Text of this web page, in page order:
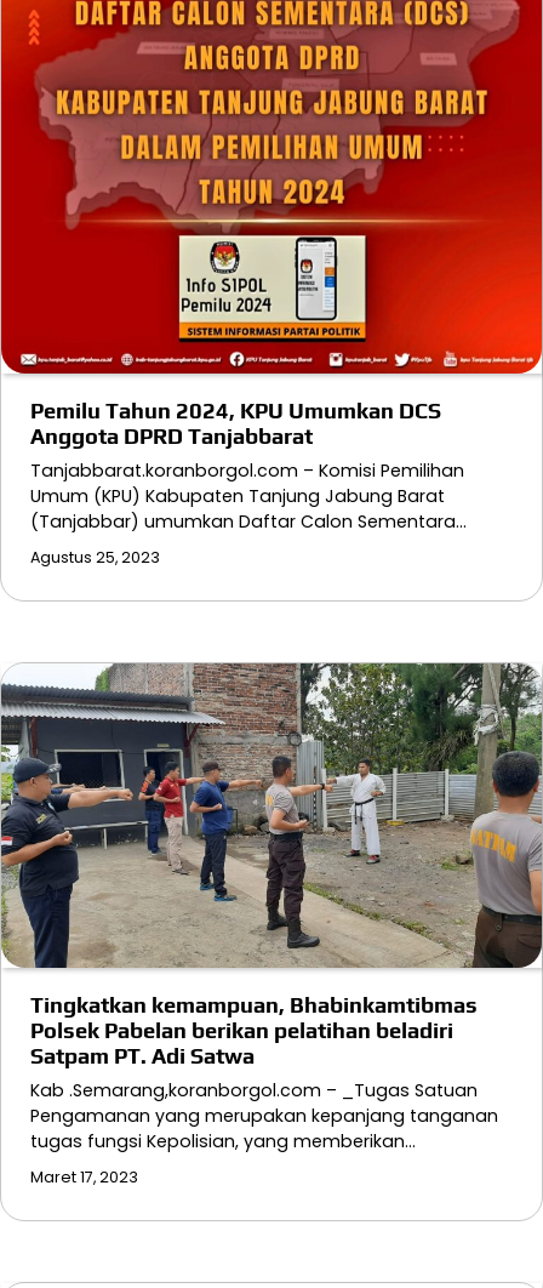
Pemilu Tahun 2024, KPU Umumkan DCS
Anggota DPRD Tanjabbarat
Tanjabbarat.koranborgol.com – Komisi Pemilihan
Umum (KPU) Kabupaten Tanjung Jabung Barat
(Tanjabbar) umumkan Daftar Calon Sementara…
Agustus 25, 2023
Tingkatkan kemampuan, Bhabinkamtibmas
Polsek Pabelan berikan pelatihan beladiri
Satpam PT. Adi Satwa
Kab .Semarang,koranborgol.com – _Tugas Satuan
Pengamanan yang merupakan kepanjang tanganan
tugas fungsi Kepolisian, yang memberikan…
Maret 17, 2023